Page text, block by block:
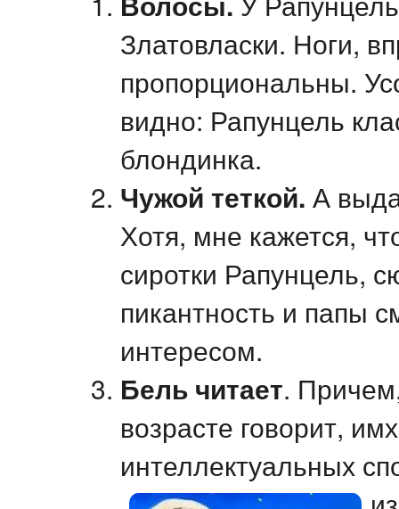
Златовласки. Ноги,
пропорциональны.
видно: Рапунцель
блондинка.
Чужой теткой. А
Хотя, мне кажется,
сиротки Рапунцель,
пикантность и папы
интересом.
Бель читает.
возрасте говорит,
интеллектуальных